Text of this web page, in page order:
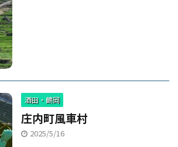
酒田・鶴岡
庄内町風車村
2025/5/16